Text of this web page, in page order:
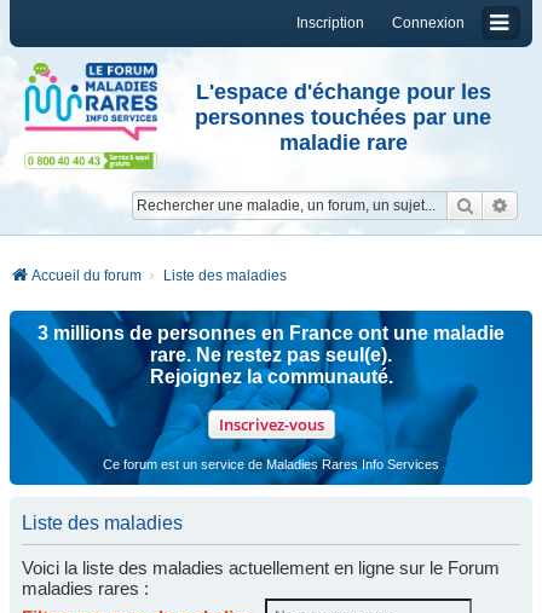
Connexion
Inscription
L'espace d'échange pour les
personnes touchées par une
maladie rare
Accueil du forum Liste des maladies
3 millions de personnes en France ont une maladie
rare. Ne restez pas seul(e).
Rejoignez la communauté.
Inscrivez-vous
Ce forum est un service de Maladies Rares Info Services
Liste des maladies
Voici la liste des maladies actuellement en ligne sur le Forum
maladies rares :